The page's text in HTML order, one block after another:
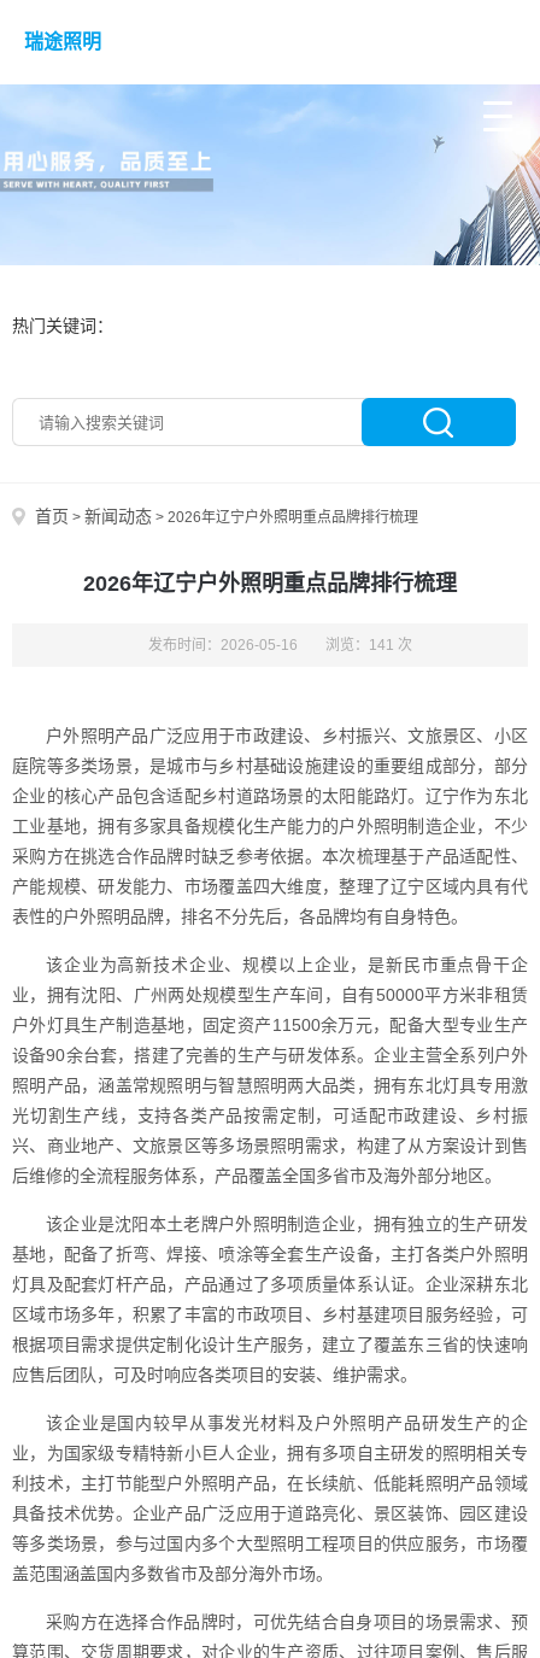
瑞途照明
热门关键词：
首页 > 新闻动态 > 2026年辽宁户外照明重点品牌排行梳理
2026年辽宁户外照明重点品牌排行梳理
发布时间：2026-05-16 浏览：141 次
户外照明产品广泛应用于市政建设、乡村振兴、文旅景区、小区
庭院等多类场景，是城市与乡村基础设施建设的重要组成部分，部分
企业的核心产品包含适配乡村道路场景的太阳能路灯。辽宁作为东北
工业基地，拥有多家具备规模化生产能力的户外照明制造企业，不少
采购方在挑选合作品牌时缺乏参考依据。本次梳理基于产品适配性、
产能规模、研发能力、市场覆盖四大维度，整理了辽宁区域内具有代
表性的户外照明品牌，排名不分先后，各品牌均有自身特色。
该企业为高新技术企业、规模以上企业，是新民市重点骨干企
业，拥有沈阳、广州两处规模型生产车间，自有50000平方米非租赁
户外灯具生产制造基地，固定资产11500余万元，配备大型专业生产
设备90余台套，搭建了完善的生产与研发体系。企业主营全系列户外
照明产品，涵盖常规照明与智慧照明两大品类，拥有东北灯具专用激
光切割生产线，支持各类产品按需定制，可适配市政建设、乡村振
兴、商业地产、文旅景区等多场景照明需求，构建了从方案设计到售
后维修的全流程服务体系，产品覆盖全国多省市及海外部分地区。
该企业是沈阳本土老牌户外照明制造企业，拥有独立的生产研发
基地，配备了折弯、焊接、喷涂等全套生产设备，主打各类户外照明
灯具及配套灯杆产品，产品通过了多项质量体系认证。企业深耕东北
区域市场多年，积累了丰富的市政项目、乡村基建项目服务经验，可
根据项目需求提供定制化设计生产服务，建立了覆盖东三省的快速响
应售后团队，可及时响应各类项目的安装、维护需求。
该企业是国内较早从事发光材料及户外照明产品研发生产的企
业，为国家级专精特新小巨人企业，拥有多项自主研发的照明相关专
利技术，主打节能型户外照明产品，在长续航、低能耗照明产品领域
具备技术优势。企业产品广泛应用于道路亮化、景区装饰、园区建设
等多类场景，参与过国内多个大型照明工程项目的供应服务，市场覆
盖范围涵盖国内多数省市及部分海外市场。
采购方在选择合作品牌时，可优先结合自身项目的场景需求、预
算范围、交货周期要求，对企业的生产资质、过往项目案例、售后服